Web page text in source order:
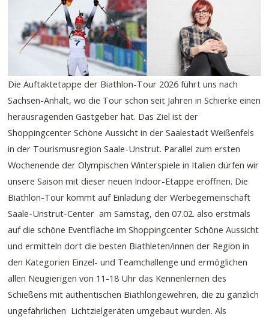
Die Auftaktetappe der Biathlon-Tour 2026 führt uns nach
Sachsen-Anhalt, wo die Tour schon seit Jahren in Schierke einen
herausragenden Gastgeber hat. Das Ziel ist der
Shoppingcenter Schöne Aussicht in der Saalestadt Weißenfels
in der Tourismusregion Saale-Unstrut. Parallel zum ersten
Wochenende der Olympischen Winterspiele in Italien dürfen wir
unsere Saison mit dieser neuen Indoor-Etappe eröffnen. Die
Biathlon-Tour kommt auf Einladung der Werbegemeinschaft
Saale-Unstrut-Center am Samstag, den 07.02. also erstmals
auf die schöne Eventfläche im Shoppingcenter Schöne Aussicht
und ermitteln dort die besten Biathleten/innen der Region in
den Kategorien Einzel- und Teamchallenge und ermöglichen
allen Neugierigen von 11-18 Uhr das Kennenlernen des
Schießens mit authentischen Biathlongewehren, die zu gänzlich
ungefährlichen Lichtzielgeräten umgebaut wurden. Als